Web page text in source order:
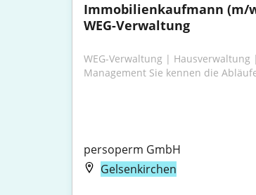
Immobilienkaufmann (m/
WEG-Verwaltung
WEG-Verwaltung | Hausverwaltung
Management Sie kennen die
persoperm GmbH
Gelsenkirchen